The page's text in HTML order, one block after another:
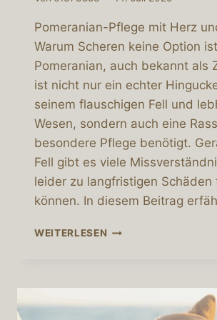
Pomeranian-Pflege mit Herz
Warum Scheren keine Option
Pomeranian, auch bekannt als
ist nicht nur ein echter
seinem flauschigen Fell und
Wesen, sondern auch eine
besondere Pflege benötigt.
Fell gibt es viele
leider zu langfristigen Schäden
können. In diesem Beitrag
WEITERLESEN POMERANIAN-
UND
VERSTAND